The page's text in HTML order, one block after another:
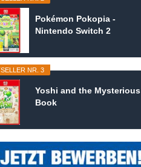
Pokémon Pokopia -
Nintendo Switch 2
NR. 3
Yoshi and the Mysterious
Book